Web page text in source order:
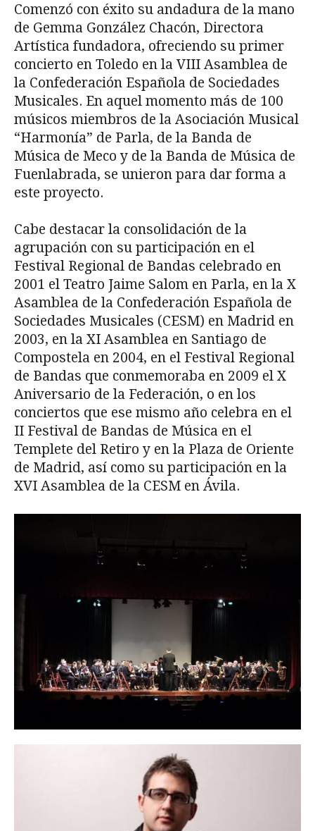
Comenzó con éxito su andadura de la mano
de Gemma González Chacón, Directora
Artística fundadora, ofreciendo su primer
concierto en Toledo en la VIII Asamblea de
la Confederación Española de Sociedades
Musicales. En aquel momento más de 100
músicos miembros de la Asociación Musical
“Harmonía” de Parla, de la Banda de
Música de Meco y de la Banda de Música de
Fuenlabrada, se unieron para dar forma a
este proyecto.
Cabe destacar la consolidación de la
agrupación con su participación en el
Festival Regional de Bandas celebrado en
2001 el Teatro Jaime Salom en Parla, en la X
Asamblea de la Confederación Española de
Sociedades Musicales (CESM) en Madrid en
2003, en la XI Asamblea en Santiago de
Compostela en 2004, en el Festival Regional
de Bandas que conmemoraba en 2009 el X
Aniversario de la Federación, o en los
conciertos que ese mismo año celebra en el
II Festival de Bandas de Música en el
Templete del Retiro y en la Plaza de Oriente
de Madrid, así como su participación en la
XVI Asamblea de la CESM en Ávila.